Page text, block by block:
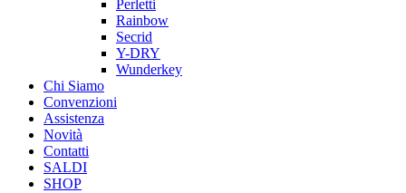
Perletti
Rainbow
Secrid
Y-DRY
Wunderkey
Chi Siamo
Convenzioni
Assistenza
Novità
Contatti
SALDI
SHOP